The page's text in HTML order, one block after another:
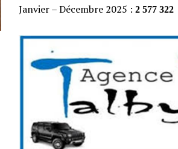
Janvier – Décembre 2025 :2 577 322